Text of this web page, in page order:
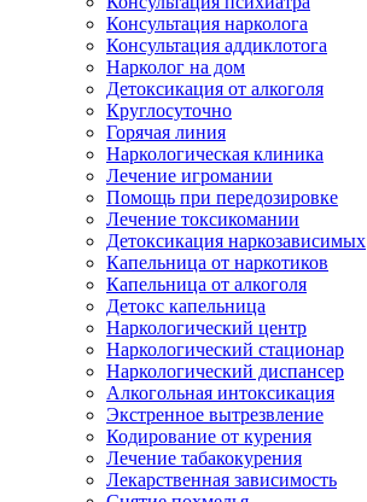
Консультация нарколога
Консультация аддиклотога
Нарколог на дом
Детоксикация от алкоголя
Круглосуточно
Горячая линия
Наркологическая клиника
Лечение игромании
Помощь при передозировке
Лечение токсикомании
Детоксикация наркозависимых
Капельница от наркотиков
Капельница от алкоголя
Детокс капельница
Наркологический центр
Наркологический стационар
Наркологический диспансер
Алкогольная интоксикация
Экстренное вытрезвление
Кодирование от курения
Лечение табакокурения
Лекарственная зависимость